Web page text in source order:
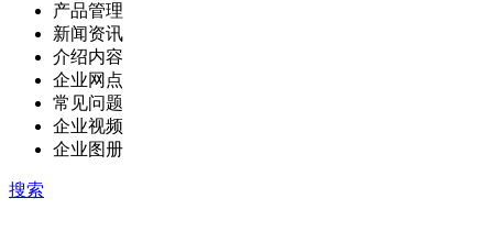
产品管理
新闻资讯
介绍内容
企业网点
常见问题
企业视频
企业图册
搜索